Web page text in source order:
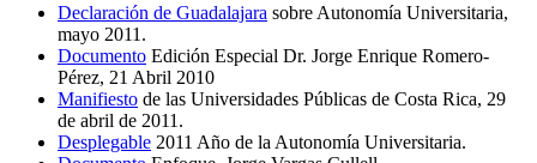
Declaración de Guadalajara sobre Autonomía Universitaria,
mayo 2011.
Documento Edición Especial Dr. Jorge Enrique Romero-
Pérez, 21 Abril 2010
Manifiesto de las Universidades Públicas de Costa Rica, 29
de abril de 2011.
Desplegable 2011 Año de la Autonomía Universitaria.